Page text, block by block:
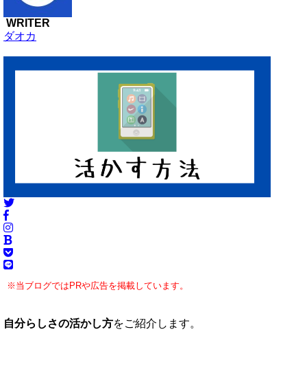
WRITER
ダオカ
※当ブログではPRや広告を掲載しています。
自分らしさの活かし方をご紹介します。